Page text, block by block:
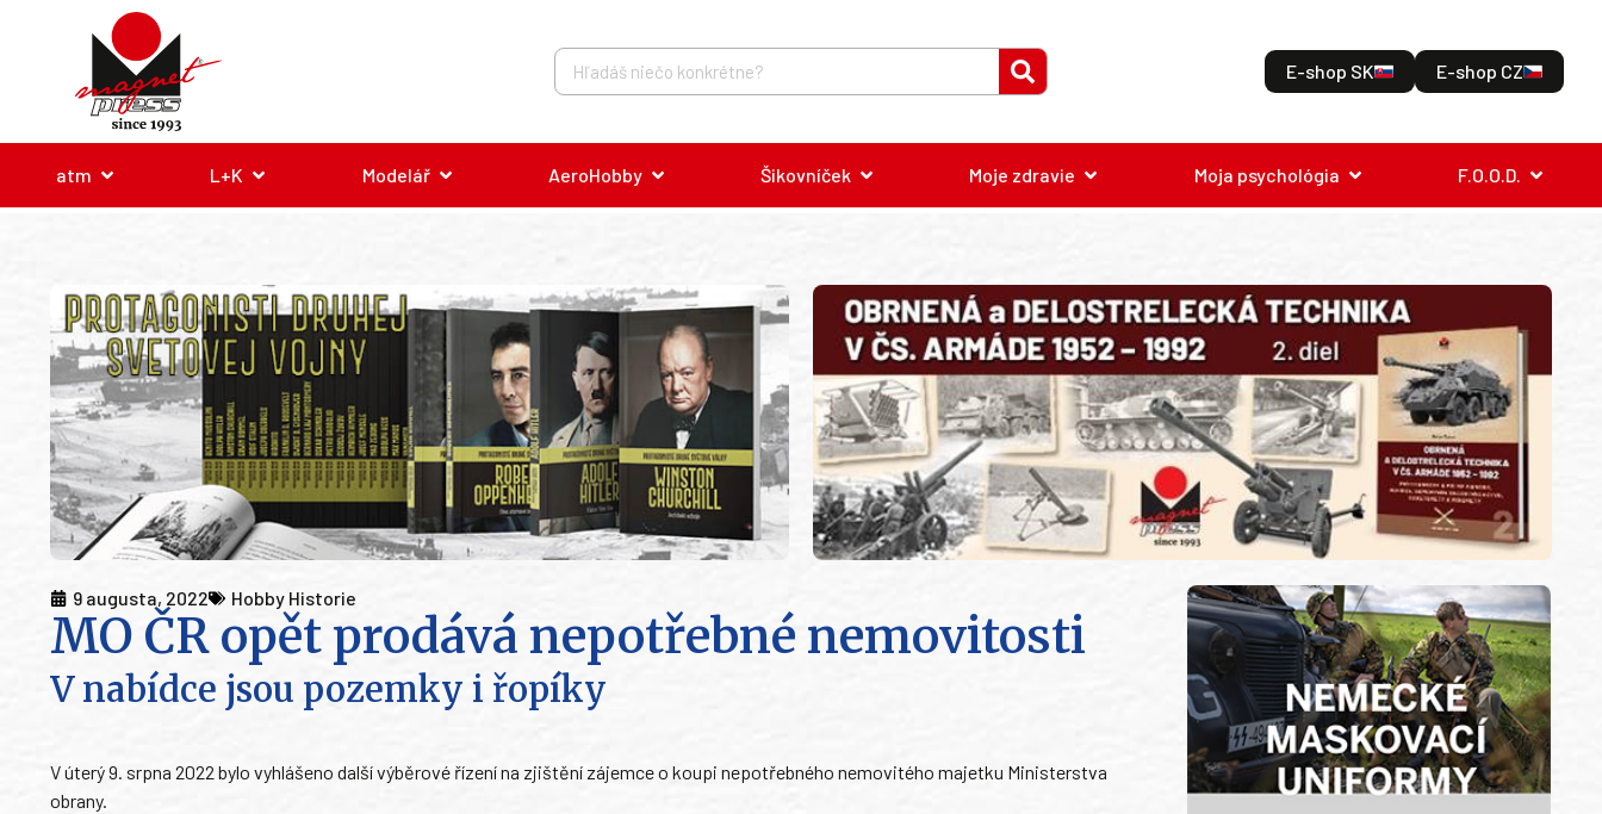
E-shop SK E-shop CZ
atm L+K Modelář AeroHobby Šikovníček Moje zdravie Moja psychológia F.O.O.D.
9 augusta, 2022 Hobby Historie
MO ČR opět prodává nepotřebné nemovitosti
V nabídce jsou pozemky i řopíky
V úterý 9. srpna 2022 bylo vyhlášeno další výběrové řízení na zjištění zájemce o koupi nepotřebného nemovitého majetku Ministerstva
obrany.